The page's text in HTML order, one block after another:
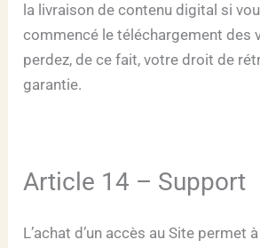
la livraison de contenu digital si
commencé le téléchargement des
perdez, de ce fait, votre droit de
garantie.
Article 14 – Support
L’achat d’un accès au Site permet